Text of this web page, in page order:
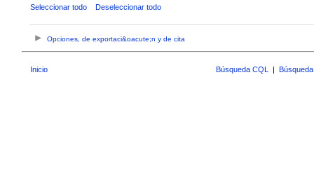
Seleccionar todo Deseleccionar todo
Opciones, de exportaci&oacute;n y de cita
Inicio Búsqueda CQL |